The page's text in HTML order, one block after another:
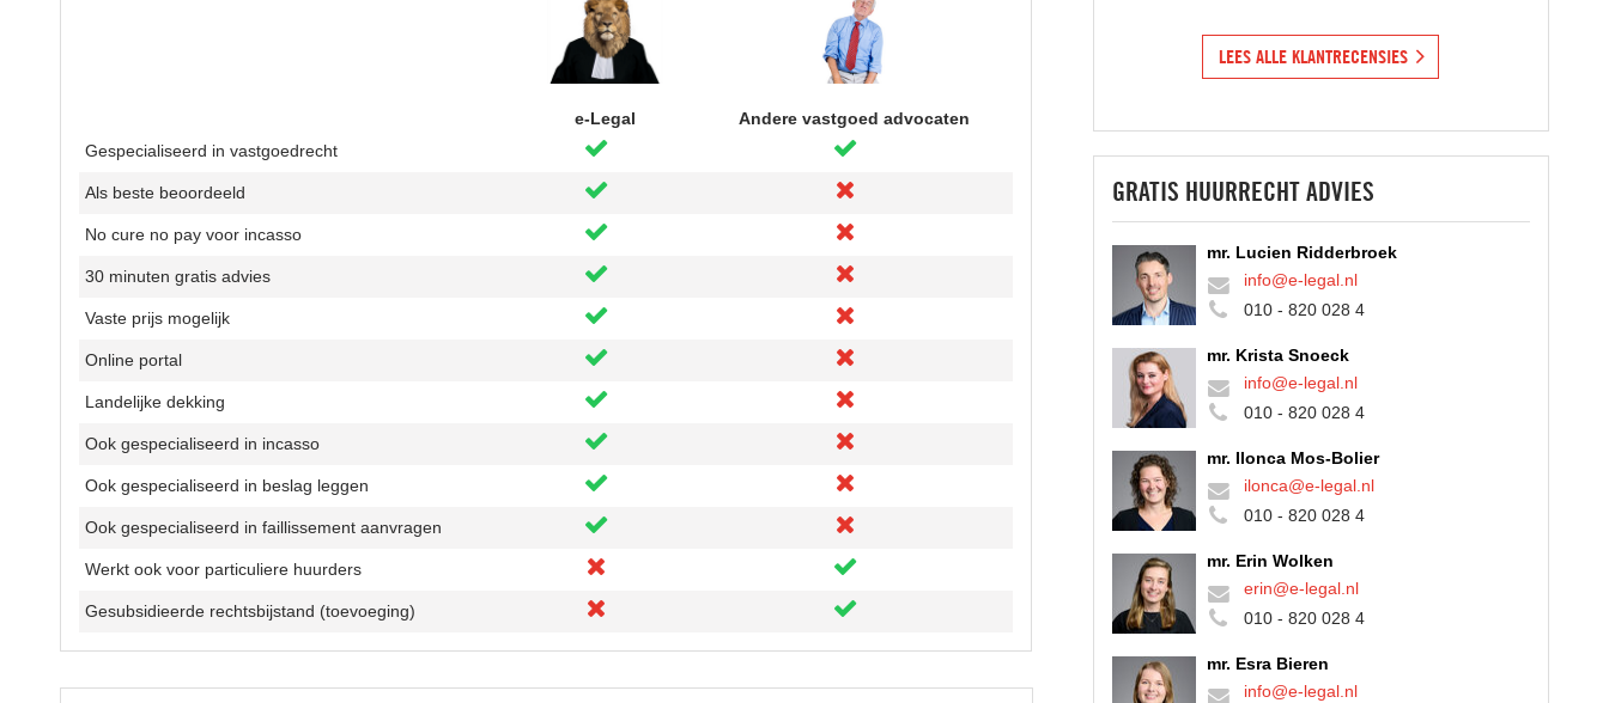
e-Legal
Andere vastgoed advocaten
Gespecialiseerd in vastgoedrecht
Als beste beoordeeld
No cure no pay voor incasso
30 minuten gratis advies
Vaste prijs mogelijk
Online portal
Landelijke dekking
Ook gespecialiseerd in incasso
Ook gespecialiseerd in beslag leggen
Ook gespecialiseerd in faillissement aanvragen
Werkt ook voor particuliere huurders
Gesubsidieerde rechtsbijstand (toevoeging)
LEES ALLE KLANTRECENSIES
GRATIS HUURRECHT ADVIES
mr. Lucien Ridderbroek
info@e-legal.nl
010 - 820 028 4
mr. Krista Snoeck
info@e-legal.nl
010 - 820 028 4
mr. Ilonca Mos-Bolier
ilonca@e-legal.nl
010 - 820 028 4
mr. Erin Wolken
erin@e-legal.nl
010 - 820 028 4
mr. Esra Bieren
info@e-legal.nl